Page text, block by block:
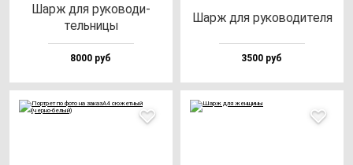
Шарж для ру­ко­во­ди­
тель­ни­цы
8000 руб
Шарж для ру­ко­во­ди­те­ля
3500 руб